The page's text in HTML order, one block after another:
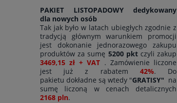
PAKIET LISTOPADOWY dedykowany
dla nowych osób
Tak jak było w latach ubiegłych zgodnie z
tradycją głównym warunkiem promocji
jest dokonanie jednorazowego zakupu
produktów za sumę 5200 pktczyli zakup
3469,15 zł + VAT . Zamówienie liczone
jest już z rabatem 42%. Do
pakietu dokładne są wtedy "GRATISY" na
sumę liczoną w cenach detalicznych
2168 pln.